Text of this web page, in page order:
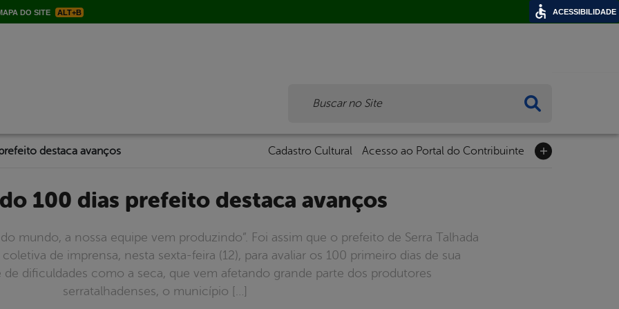
DO SITE ALT+B
destaca avanços Cadastro Cultural Acesso ao Portal do Contribuinte
100 dias prefeito destaca avanços
mundo, a nossa equipe vem produzindo”. Foi assim que o prefeito de Serra Talhada
de imprensa, nesta sexta-feira (12), para avaliar os 100 primeiro dias de sua
de dificuldades como a seca, que vem afetando grande parte dos produtores
serratalhadenses, o município […]
ACESSIBILIDADE